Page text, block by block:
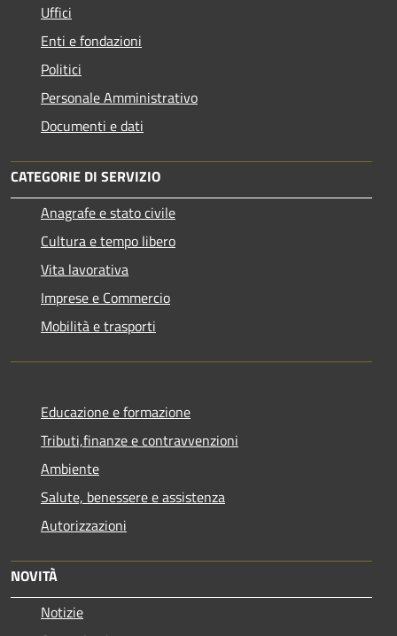
Uffici
Enti e fondazioni
Politici
Personale Amministrativo
Documenti e dati
CATEGORIE DI SERVIZIO
Anagrafe e stato civile
Cultura e tempo libero
Vita lavorativa
Imprese e Commercio
Mobilità e trasporti
Educazione e formazione
Tributi,finanze e contravvenzioni
Ambiente
Salute, benessere e assistenza
Autorizzazioni
NOVITÀ
Notizie